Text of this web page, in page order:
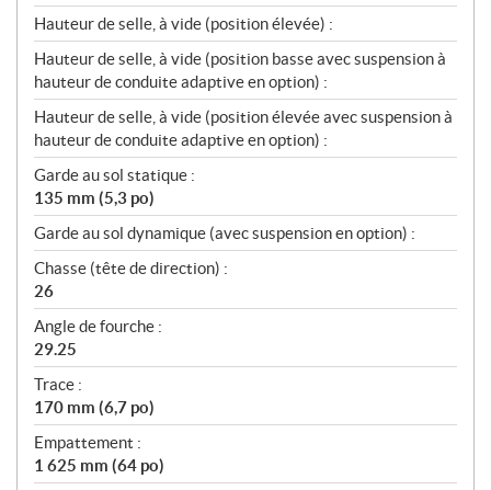
Hauteur de selle, à vide (position élevée) :
Hauteur de selle, à vide (position basse avec suspension à
hauteur de conduite adaptive en option) :
Hauteur de selle, à vide (position élevée avec suspension à
hauteur de conduite adaptive en option) :
Garde au sol statique :
135 mm (5,3 po)
Garde au sol dynamique (avec suspension en option) :
Chasse (tête de direction) :
26
Angle de fourche :
29.25
Trace :
170 mm (6,7 po)
Empattement :
1 625 mm (64 po)